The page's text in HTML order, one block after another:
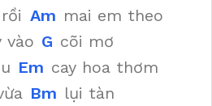
Am mai em theo
vào G cõi mơ
Em cay hoa thơm
Bm lụi tàn